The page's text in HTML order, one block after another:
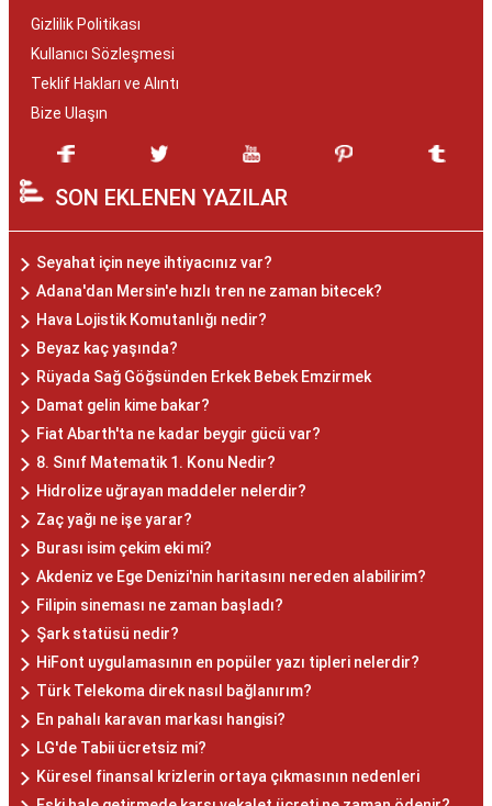
Gizlilik Politikası
Kullanıcı Sözleşmesi
Teklif Hakları ve Alıntı
Bize Ulaşın
SON EKLENEN YAZILAR
Seyahat için neye ihtiyacınız var?
Adana'dan Mersin'e hızlı tren ne zaman bitecek?
Hava Lojistik Komutanlığı nedir?
Beyaz kaç yaşında?
Rüyada Sağ Göğsünden Erkek Bebek Emzirmek
Damat gelin kime bakar?
Fiat Abarth'ta ne kadar beygir gücü var?
8. Sınıf Matematik 1. Konu Nedir?
Hidrolize uğrayan maddeler nelerdir?
Zaç yağı ne işe yarar?
Burası isim çekim eki mi?
Akdeniz ve Ege Denizi'nin haritasını nereden alabilirim?
Filipin sineması ne zaman başladı?
Şark statüsü nedir?
HiFont uygulamasının en popüler yazı tipleri nelerdir?
Türk Telekoma direk nasıl bağlanırım?
En pahalı karavan markası hangisi?
LG'de Tabii ücretsiz mi?
Küresel finansal krizlerin ortaya çıkmasının nedenleri